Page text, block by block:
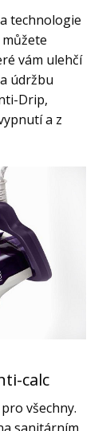
technologie
vám ulehčí
údržbu
Drip,
a z
calc
všechny.